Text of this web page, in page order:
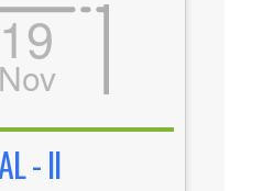
19
Nov
- II